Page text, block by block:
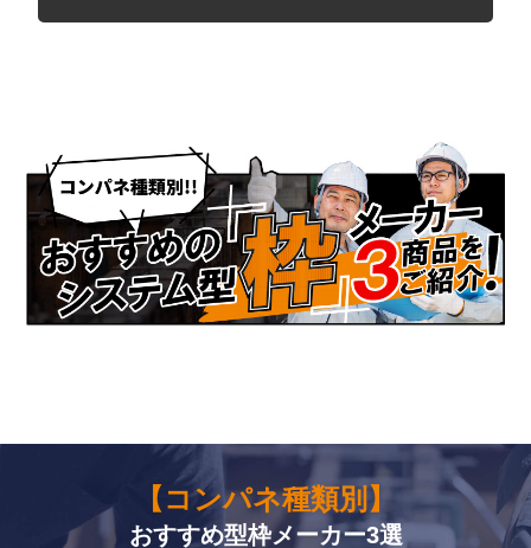
【コンパネ種類別】
おすすめ型枠メーカー3選